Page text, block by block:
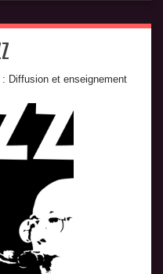
Diffusion et enseignement